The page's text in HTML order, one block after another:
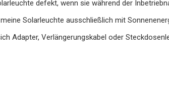
defekt, wenn sie während der
Solarleuchte ausschließlich mit
Adapter, Verlängerungskabel oder